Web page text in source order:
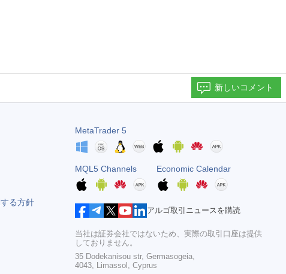
新しいコメント
る方針
MetaTrader 5
MQL5 Channels Economic Calendar
アルゴ取引ニュースを購読
当社は証券会社ではないため、実際の取引口座は提供
しておりません。
35 Dodekanisou str, Germasogeia,
4043, Limassol, Cyprus